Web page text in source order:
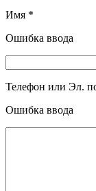
Имя *
Ошибка ввода
Телефон или Эл.
Ошибка ввода